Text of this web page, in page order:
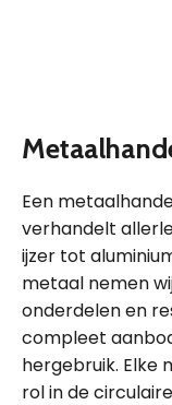
Een
verhandelt
ijzer tot
metaal nemen
onderdelen en
compleet
hergebruik. Elke
rol in de